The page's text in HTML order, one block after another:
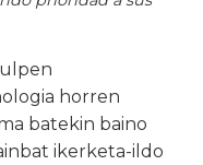
horren
batekin baino
ikerketa-ildo